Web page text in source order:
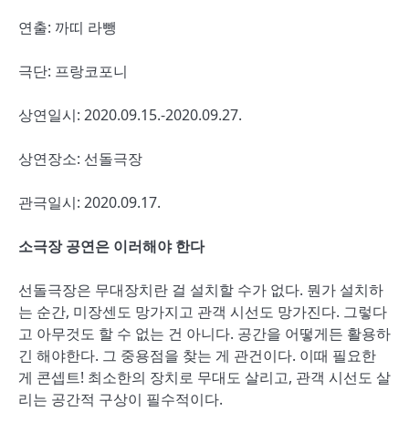
연출: 까띠 라뺑
극단: 프랑코포니
상연일시: 2020.09.15.-2020.09.27.
상연장소: 선돌극장
관극일시: 2020.09.17.
소극장 공연은 이러해야 한다
선돌극장은 무대장치란 걸 설치할 수가 없다. 뭔가 설치하
는 순간, 미장센도 망가지고 관객 시선도 망가진다. 그렇다
고 아무것도 할 수 없는 건 아니다. 공간을 어떻게든 활용하
긴 해야한다. 그 중용점을 찾는 게 관건이다. 이때 필요한
게 콘셉트! 최소한의 장치로 무대도 살리고, 관객 시선도 살
리는 공간적 구상이 필수적이다.